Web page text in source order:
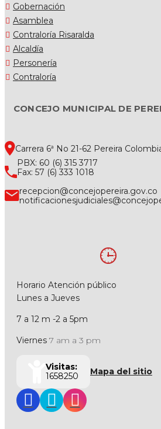
Gobernación
Asamblea
Contraloría Risaralda
Alcaldía
Personería
Contraloría
CONCEJO MUNICIPAL DE
Carrera 6ª No 21-62 Pereira
PBX: 60 (6) 315 3717
Fax: 57 (6) 333 1018
recepcion@concejopereira.gov.co
Horario Atención público
Lunes a Jueves
7 a 12 m -2 a 5pm
Viernes 7 am a 3 pm
Visitas:
1658250
Mapa del sitio